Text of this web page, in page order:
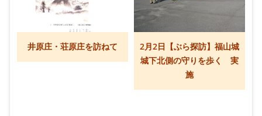
井原庄・荘原庄を訪ねて
2月2日【ぶら探訪】福山城
城下北側の守りを歩く 実
施